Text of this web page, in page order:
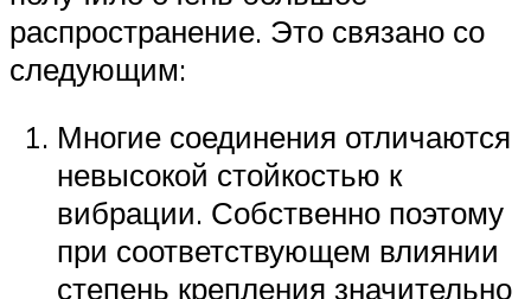
распространение. Это связано со
следующим:
Многие соединения отличаются
невысокой стойкостью к
вибрации. Собственно поэтому
при соответствующем влиянии
степень крепления значительно